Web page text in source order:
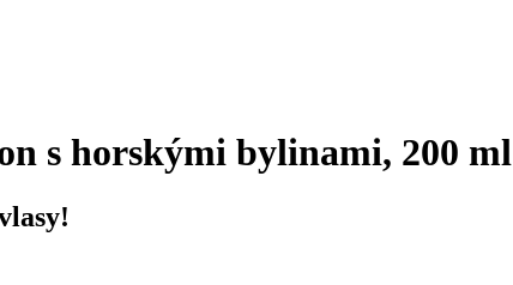
s horskými bylinami, 200 ml